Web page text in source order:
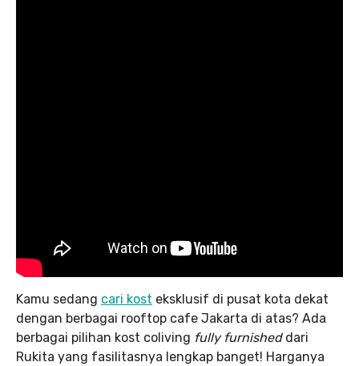
Kamu sedang cari kost eksklusif di pusat kota dekat
dengan berbagai rooftop cafe Jakarta di atas? Ada
berbagai pilihan kost coliving fully furnished dari
Rukita yang fasilitasnya lengkap banget! Harganya